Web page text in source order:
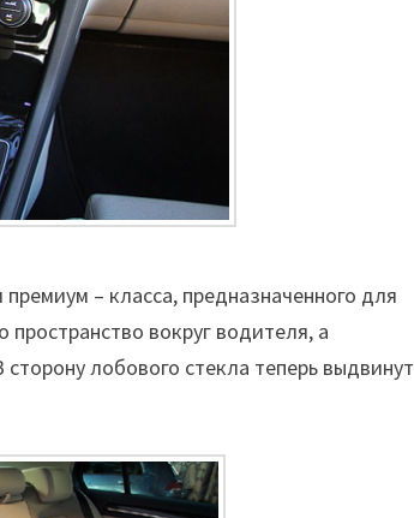
– класса, предназначенного для
вокруг водителя, а
лобового стекла теперь выдвинут